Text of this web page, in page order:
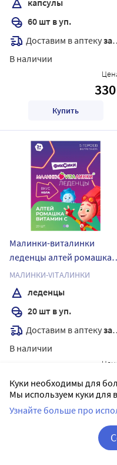
60 шт в уп.
Доставим в аптекузавтра
В наличии
330
Купить
Малинки-виталинки
леденцы алтей ромашка и
витамин с 20 шт. леденцы
массой 3,25 г/вкус кола/
фиксики
МАЛИНКИ-VITАЛИНКИ
леденцы
20 шт в уп.
Доставим в аптекузавтра
В наличии
366
Купить
Куки необходимы для
Мы используем куки для
Узнайте больше про